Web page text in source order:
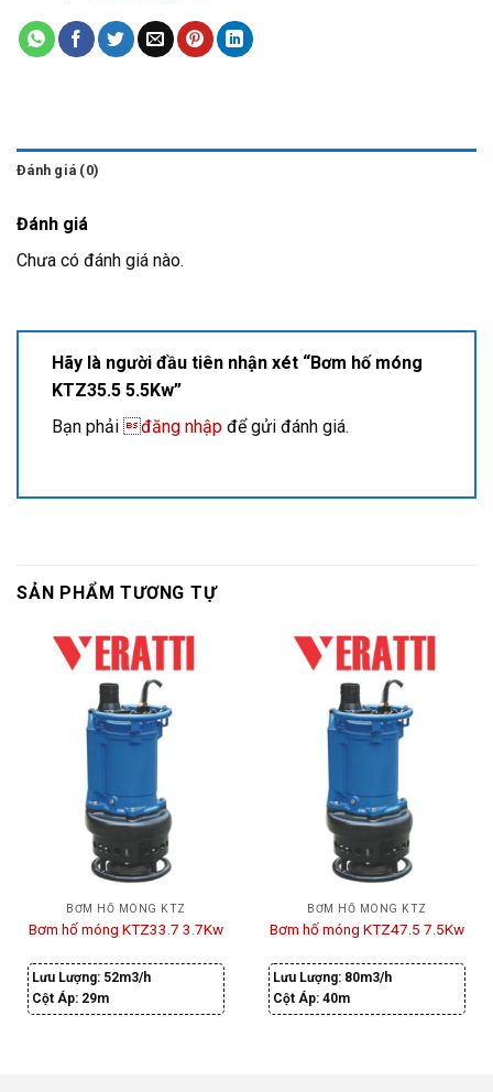
Đánh giá (0)
Đánh giá
Chưa có đánh giá nào.
Hãy là người đầu tiên nhận xét “Bơm hố móng
KTZ35.5 5.5Kw”
Bạn phải đăng nhập để gửi đánh giá.
SẢN PHẨM TƯƠNG TỰ
BƠM HỐ MÓNG KTZ
Bơm hố móng KTZ33.7 3.7Kw
Lưu Lượng: 52m3/h
Cột Áp: 29m
BƠM HỐ MÓNG KTZ
Bơm hố móng KTZ47.5 7.5Kw
Lưu Lượng: 80m3/h
Cột Áp:40m